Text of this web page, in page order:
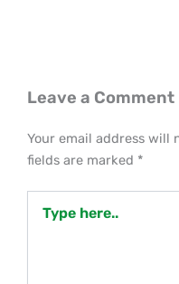
Leave a Comment
Your email address will
fields are marked *
here..